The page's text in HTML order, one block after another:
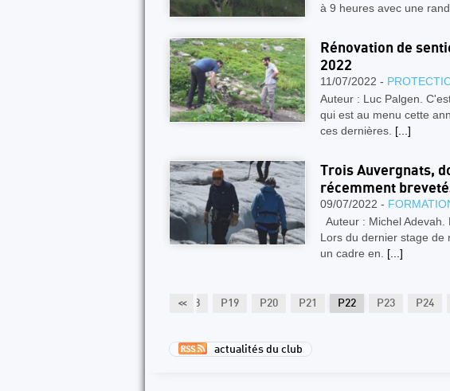
à 9 heures avec une
Rénovation de
2022
11/07/2022 -
Auteur : Luc Palgen.
qui est au menu cette
ces dernières. [...]
Trois Auvergnats,
récemment
09/07/2022 -
Auteur : Michel
Lors du dernier stage de
un cadre en. [...]
<<P18 P19 P20 P21 P22 P23 P24
actualités du club